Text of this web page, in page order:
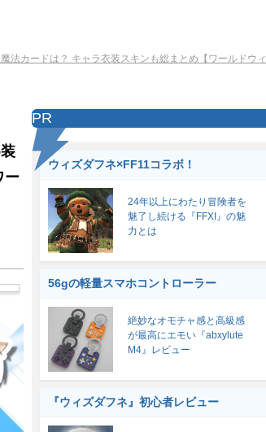
法カードは？ キャラ衣装スキンも総まとめ【ワールドウィ
ー
PR
ウィズダフネ×FF11コラボ！
24年以上にわたり冒険者を
魅了し続ける『FFXI』の魅
力とは
56gの軽量スマホコントローラー
絶妙なオモチャ感と高級感
が最高にエモい『abxylute
M4』レビュー
『ウィズダフネ』初心者レビュー